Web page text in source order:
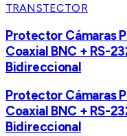
TRANSTECTOR
Protector Cámaras
Coaxial BNC + RS-
Bidireccional
Protector Cámaras
Coaxial BNC + RS-
Bidireccional